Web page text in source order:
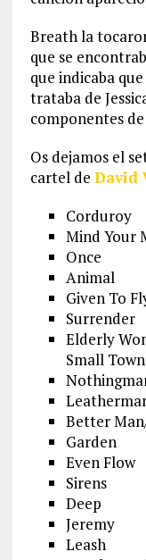
Breath la
que se
que indicaba
trataba de
componentes
Os dejamos el
cartel de David
Corduroy
Mind Your
Once
Animal
Given To
Surrender
Elderly
Small Town
Better
Garden
Even Flow
Sirens
Deep
Jeremy
Leash